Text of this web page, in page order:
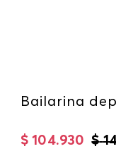
Bailarina
$
$ 104.930